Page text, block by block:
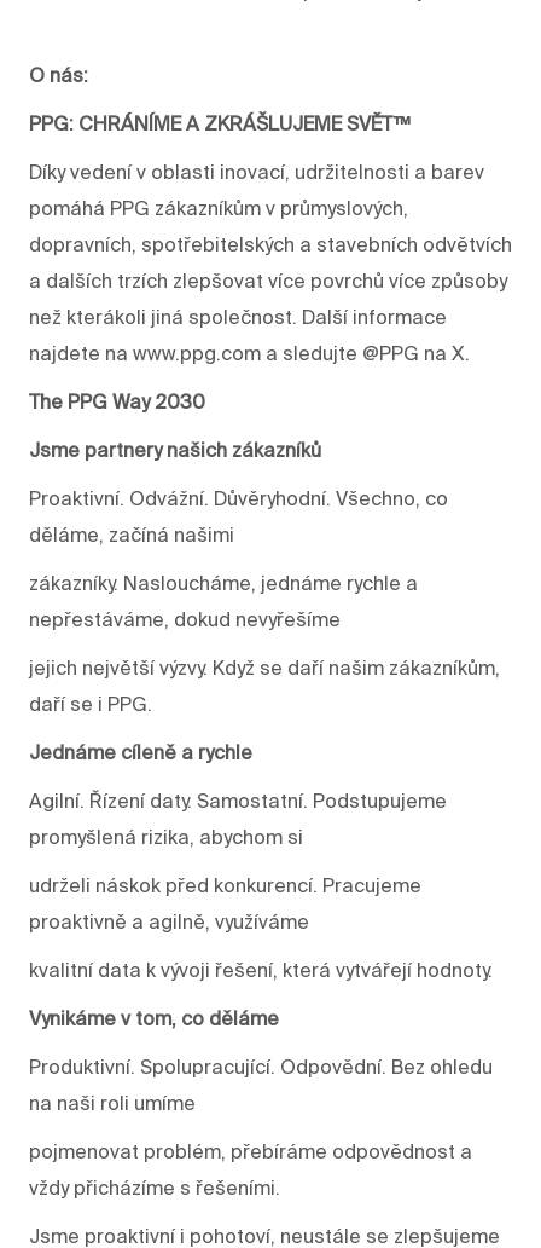
O nás:
PPG: CHRÁNÍME A ZKRÁŠLUJEME SVĚT™
Díky vedení v oblasti inovací, udržitelnosti a barev
pomáhá PPG zákazníkům v průmyslových,
dopravních, spotřebitelských a stavebních odvětvích
a dalších trzích zlepšovat více povrchů více způsoby
než kterákoli jiná společnost. Další informace
najdete na www.ppg.com a sledujte @PPG na X.
The PPG Way 2030
Jsme partnery našich zákazníků
Proaktivní. Odvážní. Důvěryhodní. Všechno, co
děláme, začíná našimi
zákazníky. Nasloucháme, jednáme rychle a
nepřestáváme, dokud nevyřešíme
jejich největší výzvy. Když se daří našim zákazníkům,
daří se i PPG.
Jednáme cíleně a rychle
Agilní. Řízení daty. Samostatní. Podstupujeme
promyšlená rizika, abychom si
udrželi náskok před konkurencí. Pracujeme
proaktivně a agilně, využíváme
kvalitní data k vývoji řešení, která vytvářejí hodnoty.
Vynikáme v tom, co děláme
Produktivní. Spolupracující. Odpovědní. Bez ohledu
na naši roli umíme
pojmenovat problém, přebíráme odpovědnost a
vždy přicházíme s řešeními.
Jsme proaktivní i pohotoví, neustále se zlepšujeme